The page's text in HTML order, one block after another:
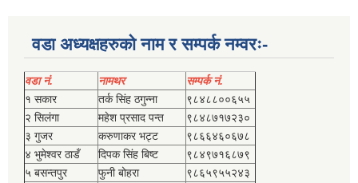
वडा अध्यक्षहरुको नाम र सम्पर्क नम्वरः-
वडा नं. नामथर
सम्पर्क नं.
१ सकार
तर्क सिंह ठगुन्‍ना
९८४८८००६५५
२ सिलंगा
महेश प्रसाद पन्त
९८४८७१७२३०
३ गुजर
करुणाकर भट्ट
९८६६४६०६७८
४ भुमेश्‍वर ठाडँ
दिपक सिंह बिष्‍ट
९८४९७१६८७९
५ बसन्तपुर
फुनी बोहरा
९८६५९५५२४३